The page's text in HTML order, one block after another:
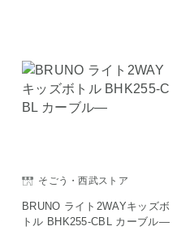
そごう・西武ストア
BRUNO ライト2WAYキッズボ
トル BHK255-CBL カーブル―